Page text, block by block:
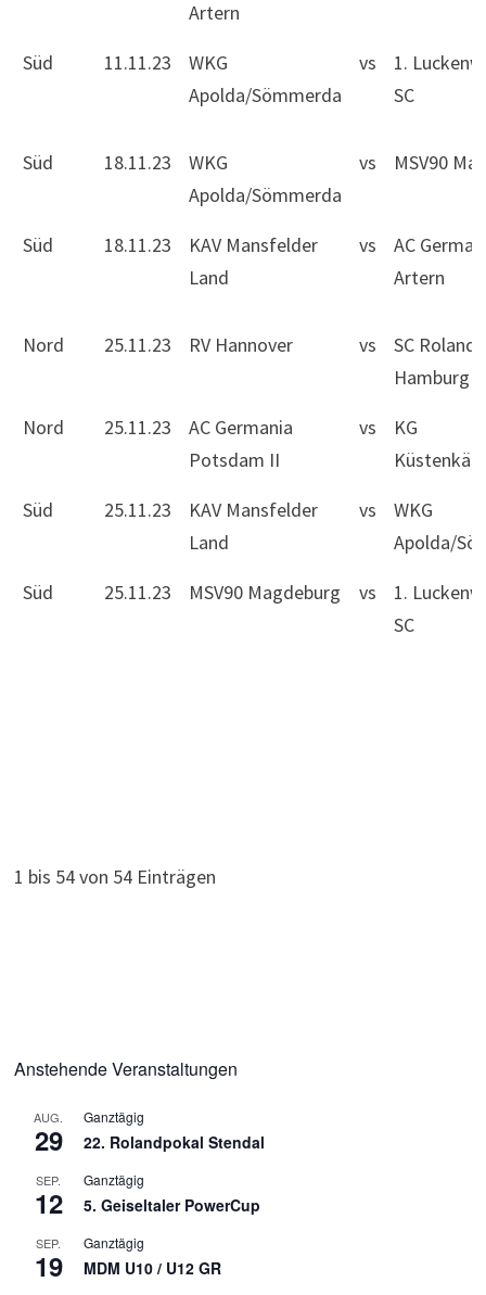
Artern
Süd
11.11.23
WKG
Apolda/Sömmerda
vs
1.
SC
Süd 18.11.23
WKG
Apolda/Sömmerda
vs MSV90
Süd 18.11.23
KAV Mansfelder
Land
vs
AC
Artern
Nord 25.11.23 RV Hannover vs
SC Roland
Hamburg
Nord
25.11.23
AC Germania
Potsdam II
vs
KG
Süd
25.11.23
KAV Mansfelder
Land
vs
WKG
Apolda/
Süd
25.11.23 MSV90 Magdeburg vs
1.
SC
1 bis 54 von 54 Einträgen
Anstehende Veranstaltungen
AUG.
29
Ganztägig
22. Rolandpokal Stendal
SEP.
12
Ganztägig
5. Geiseltaler PowerCup
SEP.
19
Ganztägig
MDM U10 / U12 GR